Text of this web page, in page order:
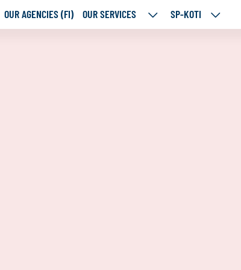
OUR AGENCIES (FI) OUR SERVICES
OUR
SP-KOTI
SP-